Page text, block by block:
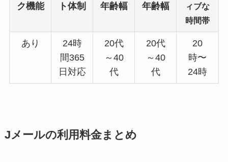
ク機能
ト体制
年齢幅
年齢幅
ィブな
時間帯
あり
24時
間365
日対応
20代
～40
代
20代
～40
代
20
時〜
24時
Jメールの利用料金まとめ